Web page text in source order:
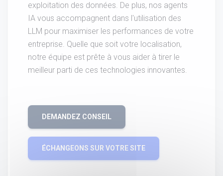
exploitation des données. De plus, nos agents
IA vous accompagnent dans l'utilisation des
LLM pour maximiser les performances de votre
entreprise. Quelle que soit votre localisation,
notre équipe est prête à vous aider à tirer le
meilleur parti de ces technologies innovantes.
DEMANDEZ CONSEIL
ÉCHANGEONS SUR VOTRE SITE